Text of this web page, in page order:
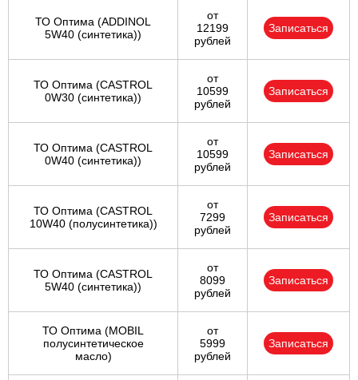
ТО Оптима (ADDINOL
5W40 (синтетика))
от
12199
рублей
Записаться
ТО Оптима (CASTROL
0W30 (синтетика))
от
10599
рублей
Записаться
ТО Оптима (CASTROL
0W40 (синтетика))
от
10599
рублей
Записаться
ТО Оптима (CASTROL
10W40 (полусинтетика))
от
7299
рублей
Записаться
ТО Оптима (CASTROL
5W40 (синтетика))
от
8099
рублей
Записаться
ТО Оптима (MOBIL
полусинтетическое
масло)
от
5999
рублей
Записаться